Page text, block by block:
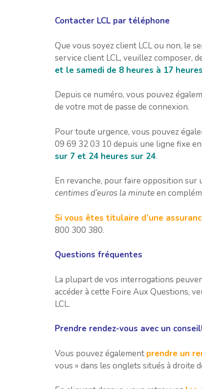
Contacter LCL par téléphone
Que vous soyez client LCL ou non, le
service client LCL, veuillez composer,
et le samedi de 8 heures à 17
Depuis ce numéro, vous pouvez
de votre mot de passe de connexion.
Pour toute urgence, vous pouvez
09 69 32 03 10 depuis une ligne fixe
sur 7 et 24 heures sur 24.
En revanche, pour faire opposition sur
centimes d’euros la minuteen
Si vous êtes titulaire d’une
800 300 380.
Questions fréquentes
La plupart de vos interrogations
accéder à cette Foire Aux Questions,
LCL.
Prendre rendez-vous avec un
Vous pouvez également prendre un
vous » dans les onglets situés à droite